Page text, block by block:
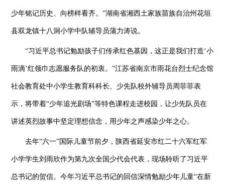
少年铭记历史、向榜样看齐。”湖南省湘西土家族苗族自治州花垣
县双龙镇十八洞小学中队辅导员蒲力涛说。
“习近平总书记勉励孩子们传承红色基因，这正是我们打造‘小
雨滴’红领巾志愿服务队的初衷。”江苏省南京市雨花台烈士纪念馆
社会教育处中小学生教育科科长、少先队校外辅导员周菲菲表
示，将带着“少年追光剧场”等特色课程走进校园，让少先队员在
讲述英烈故事中坚定理想信念，用少年之声感染少年之心。
去年“六一”国际儿童节前夕，陕西省延安市红二十六军红军
小学学生刘雨欣作为第九次全国少代会代表，现场聆听了习近平
总书记的贺信。今年习近平总书记的回信深情勉励少年儿童“在新